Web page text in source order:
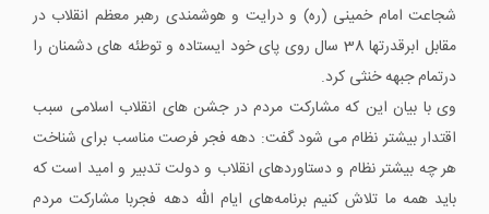
شجاعت امام خمینی (ره) و درایت و هوشمندی رهبر معظم انقلاب در
مقابل ابرقدرتها 38 سال روی پای خود ایستاده و توطئه های دشمنان را
درتمام جبهه خنثی کرد.
وی با بیان این که مشارکت مردم در جشن های انقلاب اسلامی سبب
اقتدار بیشتر نظام می شود گفت: دهه فجر فرصت مناسب برای شناخت
هر چه بیشتر نظام و دستاوردهای انقلاب و دولت تدبیر و امید است که
باید همه ما تلاش کنیم برنامه‌های ایام الله دهه فجربا مشارکت مردم